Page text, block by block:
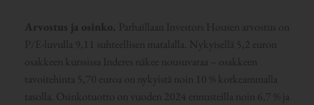
Arvostus ja osinko. Parhaillaan Investors Housen arvostus on
P/E-luvulla 9,11 suhteellisen matalalla. Nykyisellä 5,2 euron
osakkeen kurssissa Inderes näkee nousuvaraa – osakkeen
tavoitehinta 5,70 euroa on nykyistä noin 10 % korkeammalla
tasolla. Osinkotuotto on vuoden 2024 ennusteilla noin 6,7 % ja